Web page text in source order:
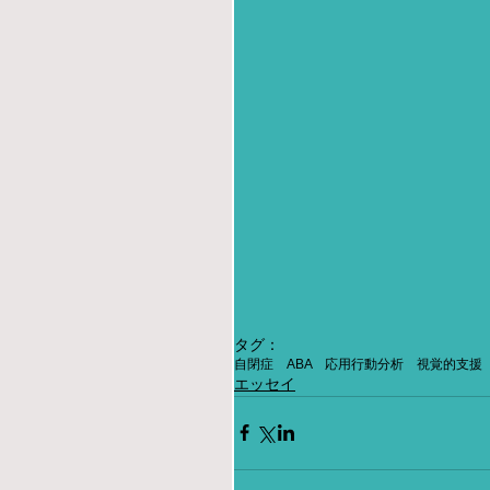
タグ：
自閉症 ABA 応用行動分析 視覚的支援
エッセイ